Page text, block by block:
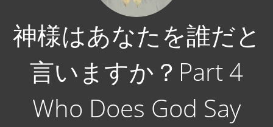
神様はあなたを誰だと
言いますか？Part 4
Who Does God Say